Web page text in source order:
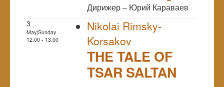
Дирижер – Юрий Караваев
3
May|Sunday
12:00 - 13:00
Nikolai Rimsky-
Korsakov
THE TALE OF
TSAR SALTAN